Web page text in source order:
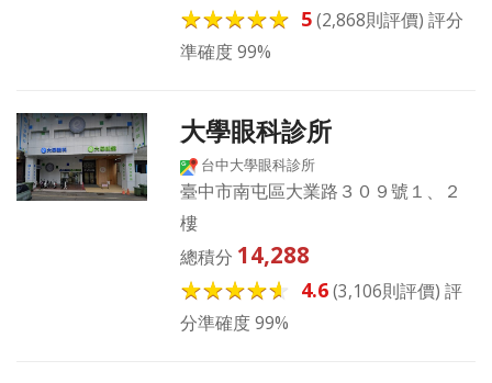
5(2,868則評價) 評分
準確度 99%
大學眼科診所
台中大學眼科診所
臺中市南屯區大業路３０９號１、２
樓
總積分 14,288
4.6(3,106則評價) 評
分準確度 99%